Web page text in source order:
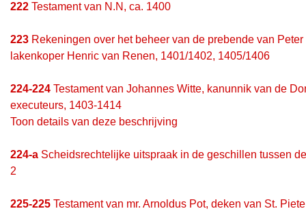
222 Testament van N.N, ca. 1400
223 Rekeningen over het beheer van de prebende van
lakenkoper Henric van Renen, 1401/1402, 1405/1406
224-224 Testament van Johannes Witte, kanunnik van de
executeurs, 1403-1414
Toon details van deze beschrijving
224-a Scheidsrechtelijke uitspraak in de geschillen tussen
2
225-225 Testament van mr. Arnoldus Pot, deken van St.